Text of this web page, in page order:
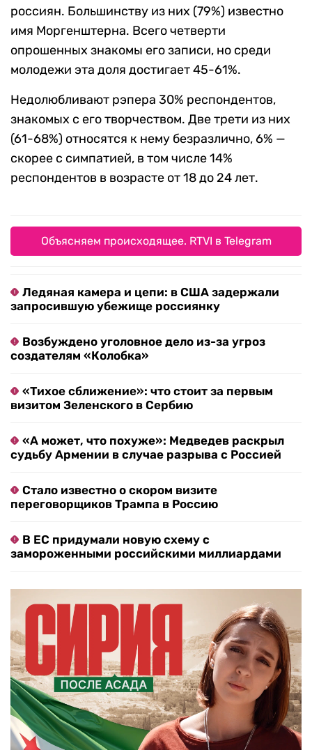
россиян. Большинству из них (79%) известно
имя Моргенштерна. Всего четверти
опрошенных знакомы его записи, но среди
молодежи эта доля достигает 45-61%.
Недолюбливают рэпера 30% респондентов,
знакомых с его творчеством. Две трети из них
(61-68%) относятся к нему безразлично, 6% —
скорее с симпатией, в том числе 14%
респондентов в возрасте от 18 до 24 лет.
Объясняем происходящее. RTVI в Telegram
Ледяная камера и цепи: в США задержали
запросившую убежище россиянку
Возбуждено уголовное дело из-за угроз
создателям «Колобка»
«Тихое сближение»: что стоит за первым
визитом Зеленского в Сербию
«А может, что похуже»: Медведев раскрыл
судьбу Армении в случае разрыва с Россией
Стало известно о скором визите
переговорщиков Трампа в Россию
В ЕС придумали новую схему с
замороженными российскими миллиардами